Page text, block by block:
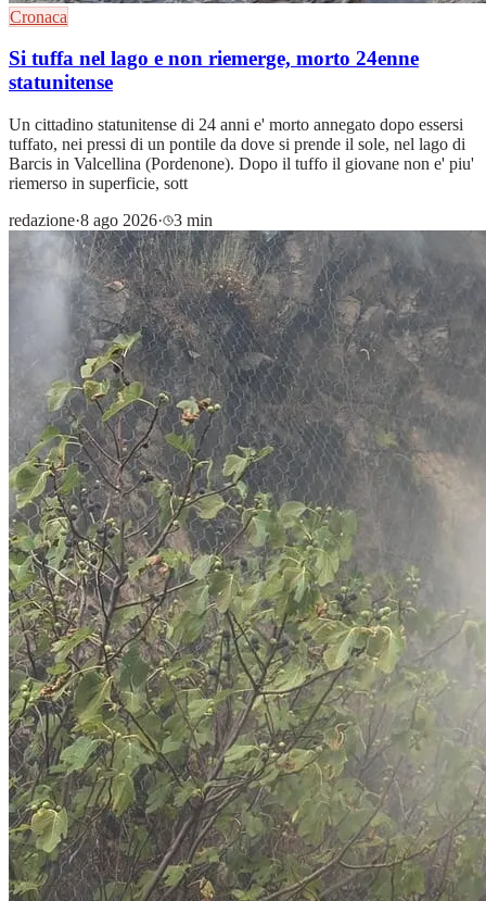
Cronaca
Si tuffa nel lago e non riemerge, morto 24enne
statunitense
Un cittadino statunitense di 24 anni e' morto annegato dopo essersi
tuffato, nei pressi di un pontile da dove si prende il sole, nel lago di
Barcis in Valcellina (Pordenone). Dopo il tuffo il giovane non e' piu'
riemerso in superficie, sott
redazione·8 ago 2026· 3 min